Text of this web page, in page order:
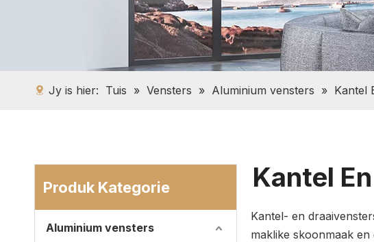
Jy is hier: Tuis » Vensters » Aluminium vensters » Kantel
Produk Kategorie
Aluminium vensters
Kantel
Kantel- en
maklike skoonmaak